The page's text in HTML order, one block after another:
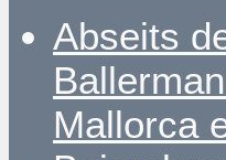
Abseits
Mallorca